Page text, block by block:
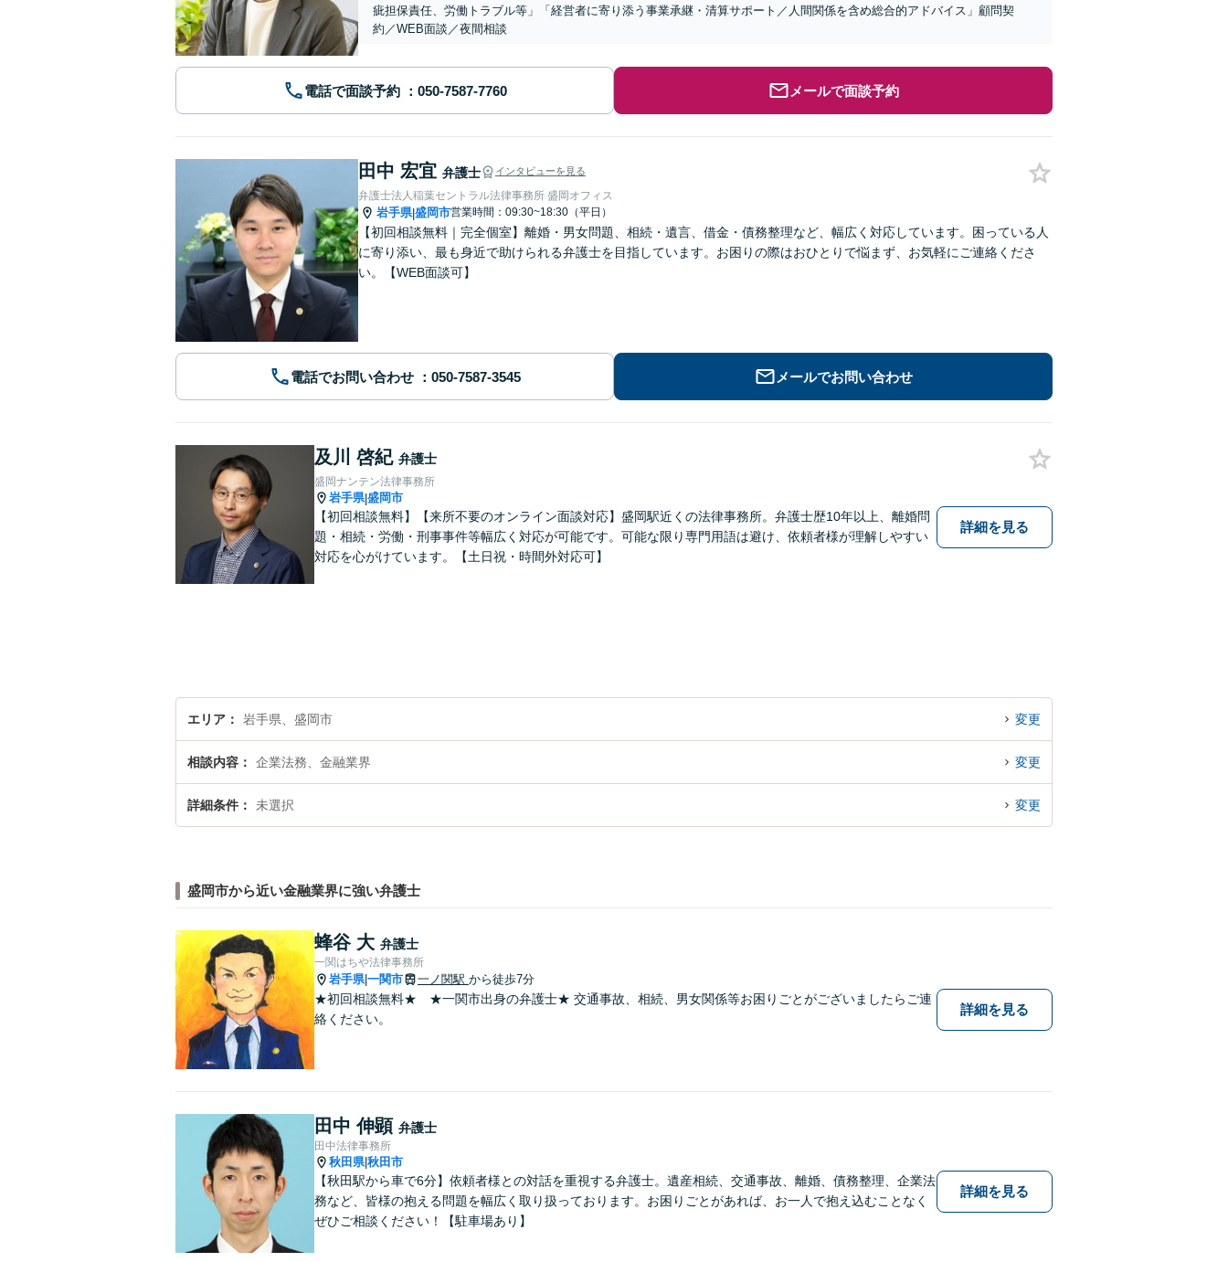
疵担保責任、労働トラブル等」「経営者に寄り添う事業承継・清算サポート／人間関係を含め総合的アドバイス」顧問契
約／WEB面談／夜間相談
電話で面談予約 メールで面談予約
田中 宏宜 弁護士 インタビューを見る
弁護士法人稲葉セントラル法律事務所 盛岡オフィス
岩手県|盛岡市営業時間：09:30~18:30（平日）
【初回相談無料｜完全個室】離婚・男女問題、相続・遺言、借金・債務整理など、幅広く対応しています。困っている人
に寄り添い、最も身近で助けられる弁護士を目指しています。お困りの際はおひとりで悩まず、お気軽にご連絡くださ
い。【WEB面談可】
電話でお問い合わせ メールでお問い合わせ
及川 啓紀 弁護士
盛岡ナンテン法律事務所
岩手県|盛岡市
【初回相談無料】【来所不要のオンライン面談対応】盛岡駅近くの法律事務所。弁護士歴10年以上、離婚問
題・相続・労働・刑事事件等幅広く対応が可能です。可能な限り専門用語は避け、依頼者様が理解しやすい
対応を心がけています。【土日祝・時間外対応可】
詳細を見る
エリア 岩手県、盛岡市 変更
相談内容 企業法務、金融業界 変更
詳細条件 未選択 変更
盛岡市から近い金融業界に強い弁護士
蜂谷 大 弁護士
一関はちや法律事務所
岩手県|一関市 一ノ関駅 から徒歩7分
★初回相談無料★ ★一関市出身の弁護士★ 交通事故、相続、男女関係等お困りごとがございましたらご連
絡ください。
詳細を見る
田中 伸顕 弁護士
田中法律事務所
秋田県|秋田市
【秋田駅から車で6分】依頼者様との対話を重視する弁護士。遺産相続、交通事故、離婚、債務整理、企業法
務など、皆様の抱える問題を幅広く取り扱っております。お困りごとがあれば、お一人で抱え込むことなく
ぜひご相談ください！【駐車場あり】
詳細を見る